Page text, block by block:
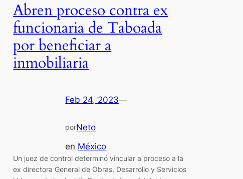
Abren proceso contra ex
funcionaria de Taboada
por beneficiar a
inmobiliaria
Feb 24, 2023—
porNeto
en México
Un juez de control determinó vincular a proceso a la
ex directora General de Obras, Desarrollo y Servicios